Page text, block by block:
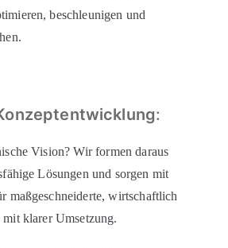
beschleunigen und
:
Vision? Wir formen daraus
Lösungen und sorgen mit
maßgeschneiderte, wirtschaftlich
klarer Umsetzung.